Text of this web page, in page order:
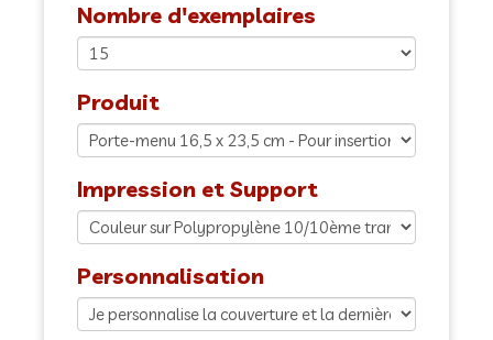
Nombre d'exemplaires
Produit
Impression et Support
Personnalisation